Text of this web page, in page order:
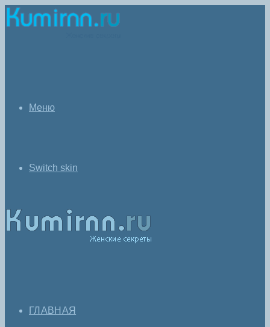
Меню
Switch skin
ГЛАВНАЯ